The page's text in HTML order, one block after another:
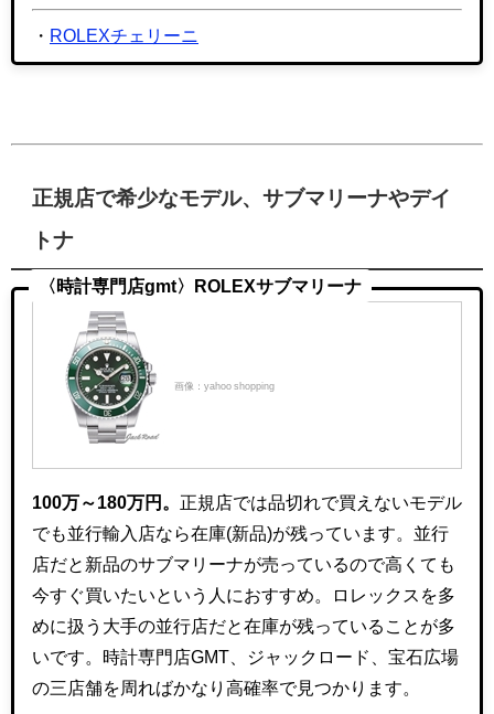
・ ROLEXチェリーニ
正規店で希少なモデル、サブマリーナやデイ
トナ
〈時計専門店gmt〉ROLEXサブマリーナ
画像：yahoo shopping
100万～180万円。 正規店では品切れで買えないモデル
でも並行輸入店なら在庫(新品)が残っています。並行
店だと新品のサブマリーナが売っているので高くても
今すぐ買いたいという人におすすめ。ロレックスを多
めに扱う大手の並行店だと在庫が残っていることが多
いです。時計専門店GMT、ジャックロード、宝石広場
の三店舗を周ればかなり高確率で見つかります。